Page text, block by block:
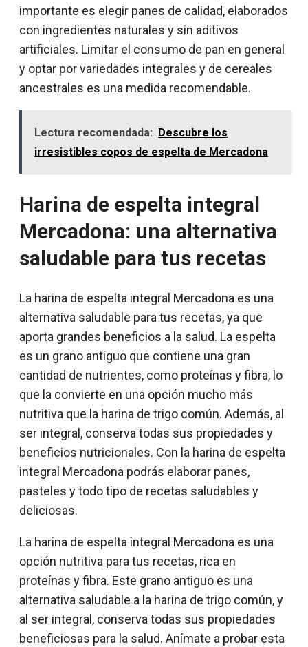
importante es elegir panes de calidad, elaborados
con ingredientes naturales y sin aditivos
artificiales. Limitar el consumo de pan en general
y optar por variedades integrales y de cereales
ancestrales es una medida recomendable.
Lectura recomendada:
Descubre los
irresistibles copos de espelta de Mercadona
Harina de espelta integral
Mercadona: una alternativa
saludable para tus recetas
La harina de espelta integral Mercadona es una
alternativa saludable para tus recetas, ya que
aporta grandes beneficios a la salud. La espelta
es un grano antiguo que contiene una gran
cantidad de nutrientes, como proteínas y fibra, lo
que la convierte en una opción mucho más
nutritiva que la harina de trigo común. Además, al
ser integral, conserva todas sus propiedades y
beneficios nutricionales. Con la harina de espelta
integral Mercadona podrás elaborar panes,
pasteles y todo tipo de recetas saludables y
deliciosas.
La harina de espelta integral Mercadona es una
opción nutritiva para tus recetas, rica en
proteínas y fibra. Este grano antiguo es una
alternativa saludable a la harina de trigo común, y
al ser integral, conserva todas sus propiedades
beneficiosas para la salud. Anímate a probar esta